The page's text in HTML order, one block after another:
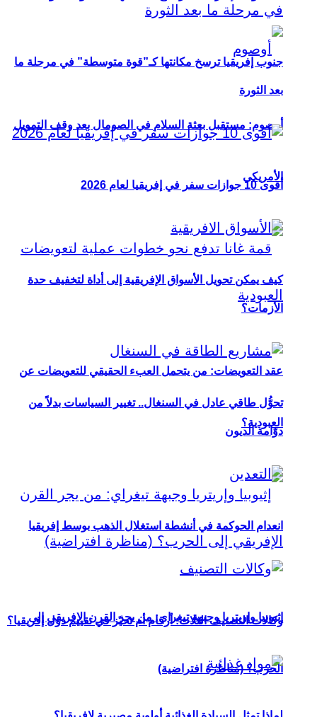
أوصوم: مستقبل بعثة السلام في الصومال بعد وقف التمويل
الأمريكي
عقد التعويضات: من يتحمل العبء الحقيقي للتعويضات عن
العبودية؟
إثيوبيا وإريتريا وجبهة تيغراي: من يجر القرن الإفريقي إلى
الحرب؟ (مناظرة افتراضية)
جنوب إفريقيا ترسخ مكانتها كـ”قوة متوسطة” في مرحلة ما
بعد الثورة
أقوى 10 جوازات سفر في إفريقيا لعام 2026
كيف يمكن تحويل الأسواق الإفريقية إلى أداة لتخفيف حدة
الأزمات؟
تحوُّل طاقي عادل في السنغال.. تغيير السياسات بدلاً من
دوّامة الديون
انعدام الحوكمة في أنشطة استغلال الذهب بوسط إفريقيا
وكالات التصنيف الثلاث: أرقام أم تحيّز في تقييم دول إفريقيا؟